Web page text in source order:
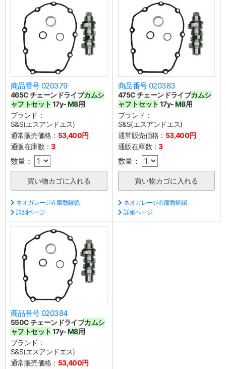
商品番号 020379
465C チェーンドライブカムシ
ャフトセット 17y-M8用
ブランド：
S&S(エスアンドエス)
通常販売価格： 53,400円
通販在庫数：3
数量：
ネオガレージ在庫数確認
詳細ページ
商品番号 020383
475C チェーンドライブカムシ
ャフトセット 17y-M8用
ブランド：
S&S(エスアンドエス)
通常販売価格： 53,400円
通販在庫数：3
数量：
ネオガレージ在庫数確認
詳細ページ
商品番号 020384
550C チェーンドライブカムシ
ャフトセット 17y-M8用
ブランド：
S&S(エスアンドエス)
通常販売価格： 53,400円